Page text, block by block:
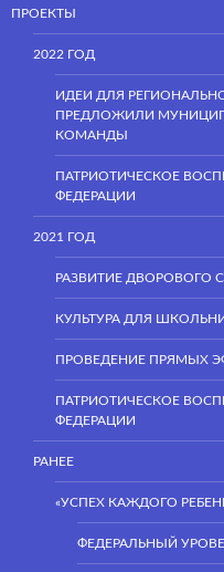
ПРОЕКТЫ
2022 ГОД
ИДЕИ ДЛЯ
ПРЕДЛОЖИЛИ
КОМАНДЫ
ПАТРИОТИЧЕСКОЕ
ФЕДЕРАЦИИ
2021 ГОД
РАЗВИТИЕ ДВОРОВОГО
КУЛЬТУРА ДЛЯ
ПРОВЕДЕНИЕ ПРЯМЫХ
ПАТРИОТИЧЕСКОЕ
ФЕДЕРАЦИИ
РАНЕЕ
«УСПЕХ КАЖДОГО
ФЕДЕРАЛЬНЫЙ